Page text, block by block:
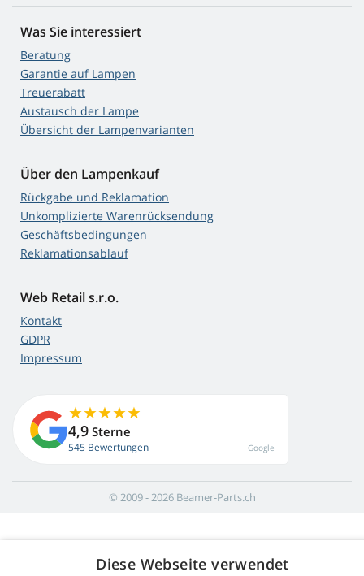
Was Sie interessiert
Beratung
Garantie auf Lampen
Treuerabatt
Austausch der Lampe
Übersicht der Lampenvarianten
Über den Lampenkauf
Rückgabe und Reklamation
Unkomplizierte Warenrücksendung
Geschäftsbedingungen
Reklamationsablauf
Web Retail s.r.o.
Kontakt
GDPR
Impressum
4,9 Sterne
545 Bewertungen Google
© 2009 - 2026 Beamer-Parts.ch
Diese Webseite verwendet